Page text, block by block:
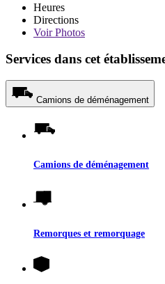
Heures
Directions
VoirPhotos
Services dans cet
Camions de déménagement
Camions de déménagement
Remorques et remorquage